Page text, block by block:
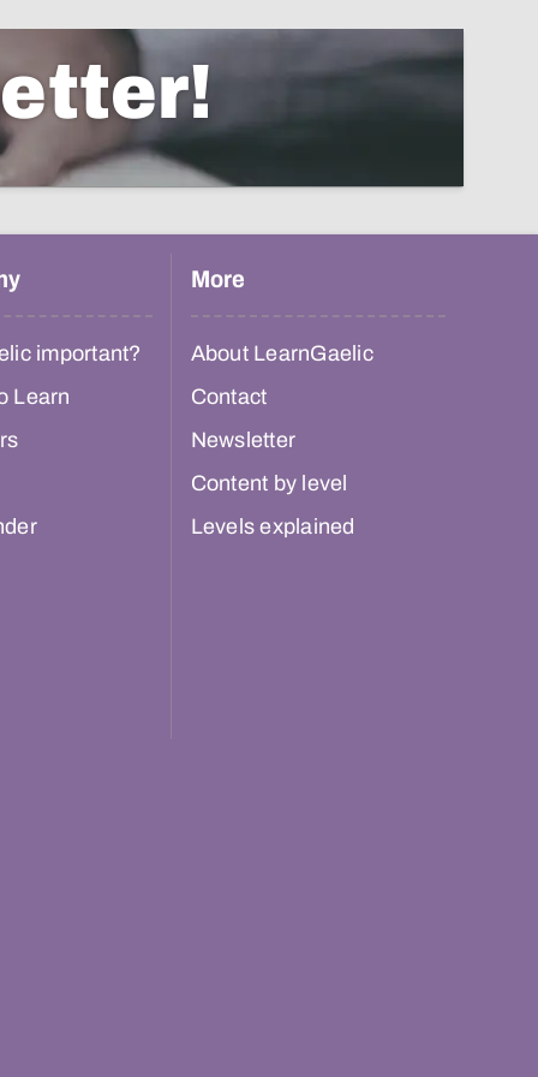
important?
Learn
More
About LearnGaelic
Contact
Newsletter
Content by level
Levels explained